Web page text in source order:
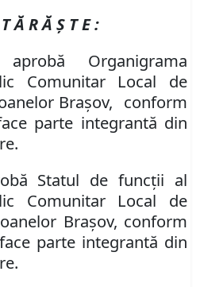
Ă R Ă Ş T E :
Organigrama
Comunitar Local de
Braşov, conform
parte integrantă din
Statul de funcţii al
Comunitar Local de
Braşov, conform
parte integrantă din